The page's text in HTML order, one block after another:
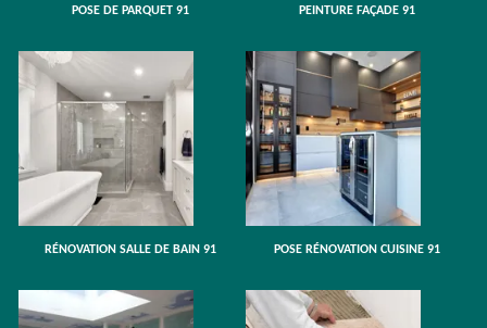
POSE DE PARQUET 91 PEINTURE FAÇADE 91
RÉNOVATION SALLE DE BAIN 91 POSE RÉNOVATION CUISINE 91